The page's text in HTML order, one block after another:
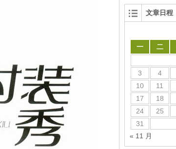
文章日程
一
二
3
4
10
11
17
18
24
25
31
« 11 月